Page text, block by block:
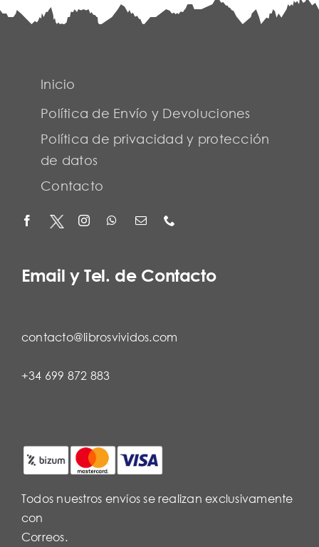
Inicio
Política de Envío y Devoluciones
Política de privacidad y protección
de datos
Contacto
Email y Tel. de Contacto
contacto@librosvividos.com
+34 699 872 883
Todos nuestros envíos se realizan exclusivamente
con
Correos.